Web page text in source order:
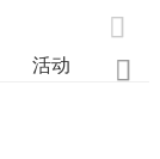

活动 业
